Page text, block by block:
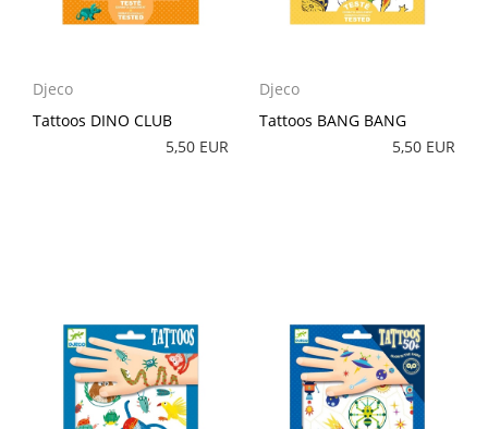
Djeco
Tattoos DINO CLUB
5,50 EUR
Djeco
Tattoos BANG BANG
5,50 EUR